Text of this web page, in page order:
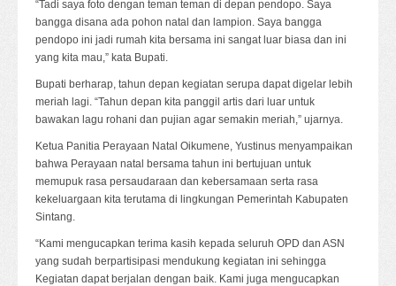
“Tadi saya foto dengan teman teman di depan pendopo. Saya
bangga disana ada pohon natal dan lampion. Saya bangga
pendopo ini jadi rumah kita bersama ini sangat luar biasa dan ini
yang kita mau,” kata Bupati.
Bupati berharap, tahun depan kegiatan serupa dapat digelar lebih
meriah lagi. “Tahun depan kita panggil artis dari luar untuk
bawakan lagu rohani dan pujian agar semakin meriah,” ujarnya.
Ketua Panitia Perayaan Natal Oikumene, Yustinus menyampaikan
bahwa Perayaan natal bersama tahun ini bertujuan untuk
memupuk rasa persaudaraan dan kebersamaan serta rasa
kekeluargaan kita terutama di lingkungan Pemerintah Kabupaten
Sintang.
“Kami mengucapkan terima kasih kepada seluruh OPD dan ASN
yang sudah berpartisipasi mendukung kegiatan ini sehingga
Kegiatan dapat berjalan dengan baik. Kami juga mengucapkan